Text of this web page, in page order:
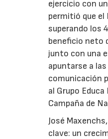
ejercicio con
permitió que el
superando los
beneficio neto
junto con una
apuntarse a
comunicación
al Grupo
Campaña de
José
clave: un